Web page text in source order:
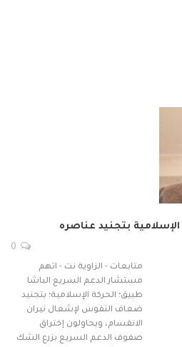
بتجنيد عناصره
متابعات - الزاوية نت - اتهم
مستشار الدعم السريع الباشا
طبيق؛ الحركة الإسلامية؛ بتجنيد
ضعاف النفوس لإشعال نيران
الانقسام، ويحاولون إختراق
صفوف الدعم السريع بزرع الشك